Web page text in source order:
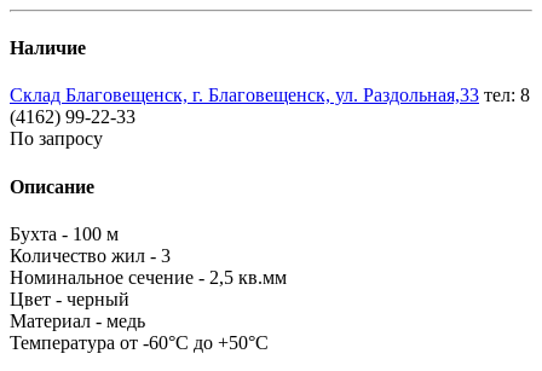
Наличие
Склад Благовещенск, г. Благовещенск, ул. Раздольная,33 тел: 8
(4162) 99-22-33
По запросу
Описание
Бухта - 100 м
Количество жил - 3
Номинальное сечение - 2,5 кв.мм
Цвет - черный
Материал - медь
Температура от -60°С до +50°С